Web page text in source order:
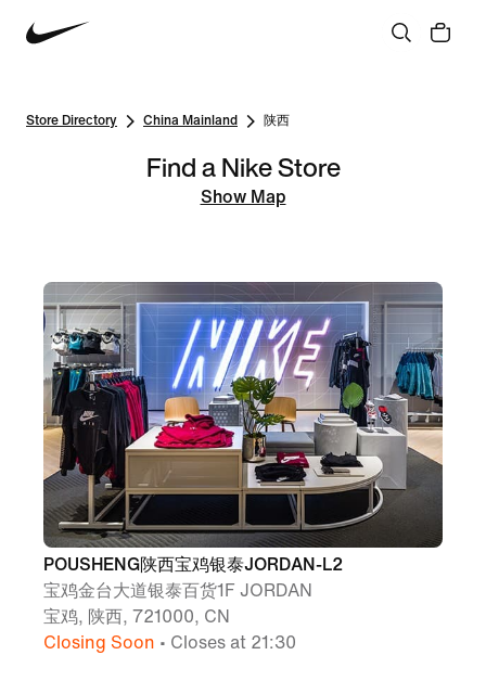
Store Directory China Mainland 陕西
Find a Nike Store
Show Map
POUSHENG陕西宝鸡银泰JORDAN-L2
宝鸡金台大道银泰百货1F JORDAN
宝鸡, 陕西, 721000, CN
Closing Soon • Closes at 21:30